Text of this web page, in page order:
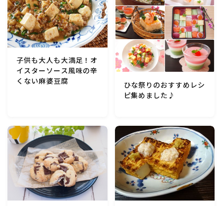
パン・パンケーキ・スコーン・食事パイ・ケークサレ・
粉もの
米/ご飯料理・もち料理
麺料理(パスタ・うどん・そうめん・春雨など)
ハム・ベーコン・ソーセー・・スパム・チーズ料理
豆腐・厚揚げ・油揚げ・納豆・豆類・豆製品料理
缶詰料理(ツナ・サバ・いわし・ホタテ貝柱・コーン
等)
行事食(おせち・ハロウィン・クリスマス・雛祭り・子
供の日・七夕等)
子供も大人も大満足！オ
イスターソース風味の辛
くない麻婆豆腐
ひな祭りのおすすめレシ
ピ集めました♪